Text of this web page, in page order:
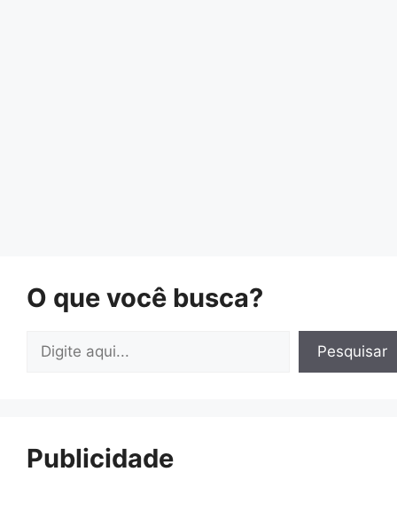
O que você busca?
Pesquisar Pesquisar
Publicidade